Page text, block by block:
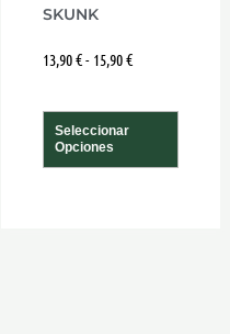
SKUNK
13,90€- 15,90€
Seleccionar
Opciones